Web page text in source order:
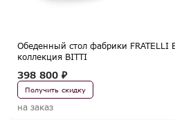
Обеденный стол фабрики FRATELLI
коллекция BITTI
398 800 ₽
Получить скидку
на заказ